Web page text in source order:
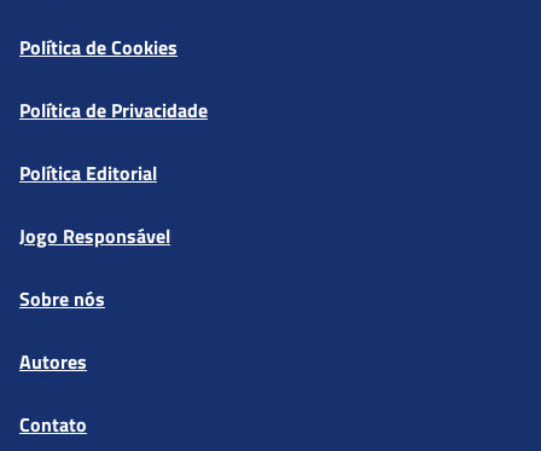
Política de Cookies
Política de Privacidade
Política Editorial
Jogo Responsável
Sobre nós
Autores
Contato